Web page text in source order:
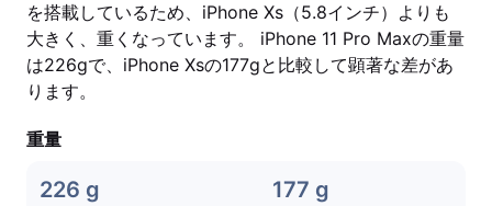
を搭載しているため、iPhone Xs（5.8インチ）よりも
大きく、重くなっています。 iPhone 11 Pro Maxの重量
は226gで、iPhone Xsの177gと比較して顕著な差があ
ります。
重量
226 g 177 g